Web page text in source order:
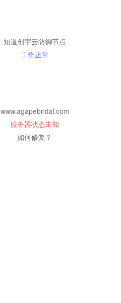
知道创宇云防御节点
工作正常
www.agapebridal.com
服务器状态未知
如何修复？